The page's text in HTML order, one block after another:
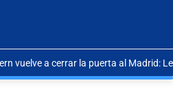
vuelve a cerrar la puerta al Madrid: